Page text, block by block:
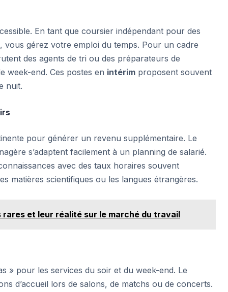
En tant que coursier indépendant pour des
gérez votre emploi du temps. Pour un cadre
des agents de tri ou des préparateurs de
week-end. Ces postes en intérim proposent souvent
nuit.
pour générer un revenu supplémentaire. Le
s’adaptent facilement à un planning de salarié.
avec des taux horaires souvent
matières scientifiques ou les langues étrangères.
et leur réalité sur le marché du travail
» pour les services du soir et du week-end. Le
d’accueil lors de salons, de matchs ou de concerts.